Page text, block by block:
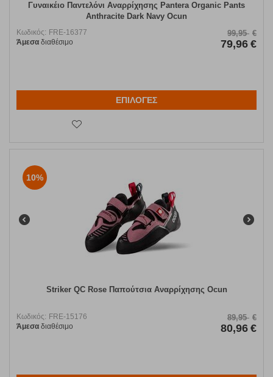
Γυναικέιο Παντελόνι Αναρρίχησης Pantera Organic Pants
Anthracite Dark Navy Ocun
Κωδικός: FRE-16377
Άμεσα διαθέσιμο
99,95 €
79,96 €
ΕΠΙΛΟΓΕΣ
10%
Striker QC Rose Παπούτσια Αναρρίχησης Ocun
Κωδικός: FRE-15176
Άμεσα διαθέσιμο
89,95 €
80,96 €